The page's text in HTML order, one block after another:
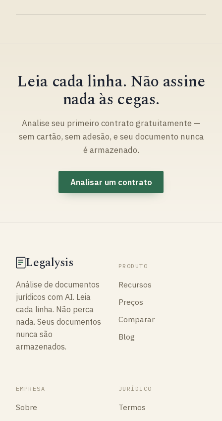
Leia cada linha. Não assine
nada às cegas.
Analise seu primeiro contrato gratuitamente —
sem cartão, sem adesão, e seu documento nunca
é armazenado.
Analisar um contrato
Legalysis
Análise de documentos
jurídicos com AI. Leia
cada linha. Não perca
nada. Seus documentos
nunca são
armazenados.
PRODUTO
Recursos
Preços
Comparar
Blog
EMPRESA
Sobre
JURÍDICO
Termos